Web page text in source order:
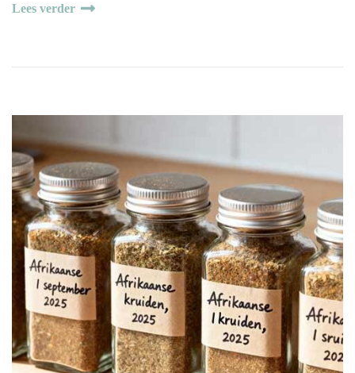
Lees verder